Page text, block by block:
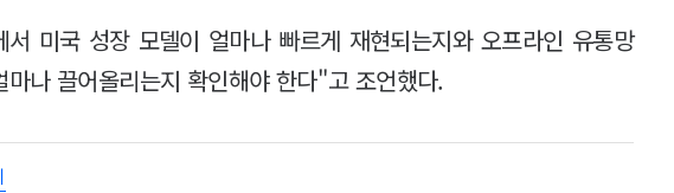
미국 성장 모델이 얼마나 빠르게 재현되는지와 오프라인 유통망
나 끌어올리는지 확인해야 한다"고 조언했다.